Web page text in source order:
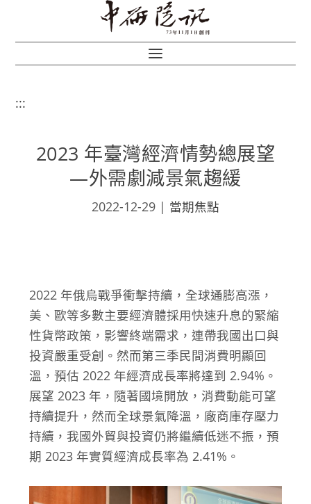
:::
2023 年臺灣經濟情勢總展望
—外需劇減景氣趨緩
2022-12-29 | 當期焦點
2022 年俄烏戰爭衝擊持續，全球通膨高漲，
美、歐等多數主要經濟體採用快速升息的緊縮
性貨幣政策，影響終端需求，連帶我國出口與
投資嚴重受創。然而第三季民間消費明顯回
溫，預估 2022 年經濟成長率將達到 2.94%。
展望 2023 年，隨著國境開放，消費動能可望
持續提升，然而全球景氣降溫，廠商庫存壓力
持續，我國外貿與投資仍將繼續低迷不振，預
期 2023 年實質經濟成長率為 2.41%。